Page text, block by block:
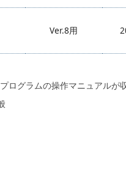
Ver.8用
ログラムの操作マニュアルが